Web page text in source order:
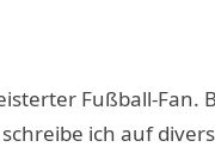
Fußball-Fan.
ich auf